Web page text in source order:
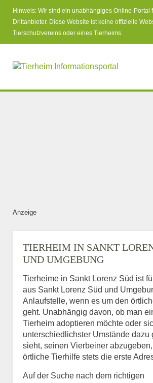
Hinweis: Wir sind ein unabhängiges Online-Portal
Drittanbieter. Diese Website ist keine offizielle
Tierschutzvereins oder eines Tierheims.
Anzeige
TIERHEIM IN SANKT
UND UMGEBUNG
Tierheime in Sankt Lorenz Süd ist
aus Sankt Lorenz Süd und
Anlaufstelle, wenn es um den
geht. Unabhängig davon, ob man
Tierheim adoptieren möchte oder
unterschiedlichster Umstände dazu
sieht, seinen Vierbeiner
örtliche Tierhilfe stets die erste
Auf der Suche nach dem richtigen